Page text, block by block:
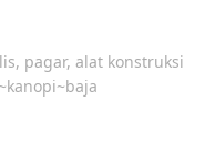
pagar, alat konstruksi